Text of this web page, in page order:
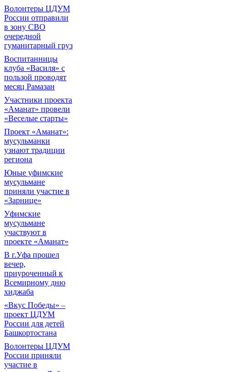
Волонтеры ЦДУМ
России отправили
в зону СВО
очередной
гуманитарный груз
Воспитанницы
клуба «Василя» с
пользой проводят
месяц Рамазан
Участники проекта
«Аманат» провели
«Веселые старты»
Проект «Аманат»:
мусульманки
узнают традиции
региона
Юные уфимские
мусульмане
приняли участие в
«Зарнице»
Уфимские
мусульмане
участвуют в
проекте «Аманат»
В г.Уфа прошел
вечер,
приуроченный к
Всемирному дню
хиджаба
«Вкус Победы» –
проект ЦДУМ
России для детей
Башкортостана
Волонтеры ЦДУМ
России приняли
участие в